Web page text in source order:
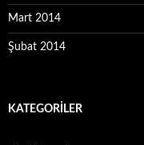
Mart 2014
Şubat 2014
KATEGORILER